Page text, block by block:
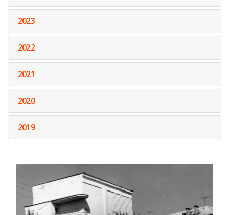
2023
2022
2021
2020
2019